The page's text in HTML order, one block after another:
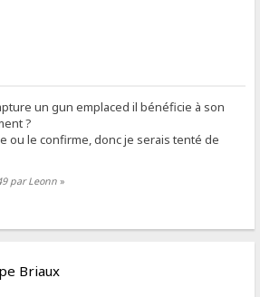
un gun emplaced il bénéficie à son
?
ou le confirme, donc je serais tenté de
par Leonn »
Briaux